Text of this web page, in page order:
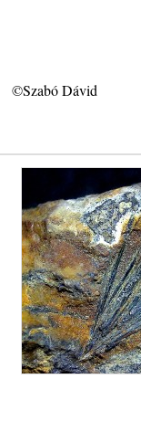
©Szabó Dávid